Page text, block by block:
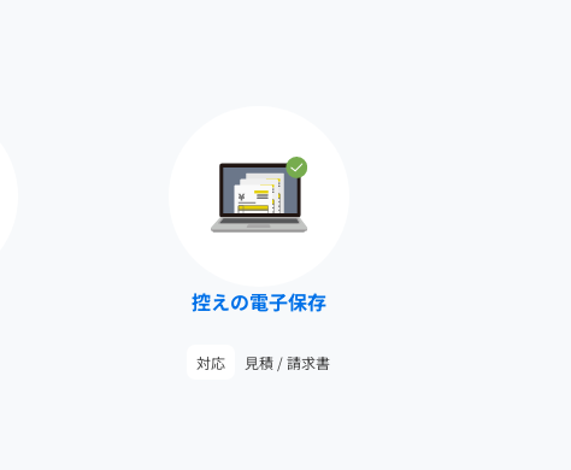
控えの電子保存
対応 見積 / 請求書